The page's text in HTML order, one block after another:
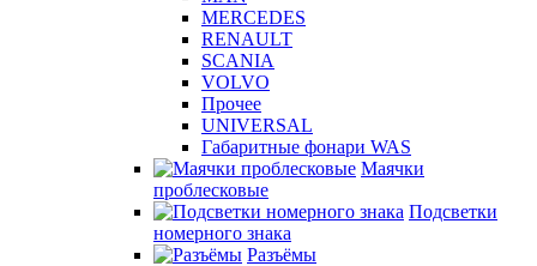
MERCEDES
RENAULT
SCANIA
VOLVO
Прочее
UNIVERSAL
Габаритные фонари WAS
Маячки
проблесковые
Подсветки
номерного знака
Разъёмы